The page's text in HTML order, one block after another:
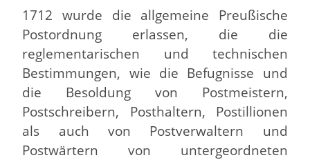
1712 wurde die allgemeine Preußische
Postordnung erlassen, die die
reglementarischen und technischen
Bestimmungen, wie die Befugnisse und
die Besoldung von Postmeistern,
Postschreibern, Posthaltern, Postillionen
als auch von Postverwaltern und
Postwärtern von untergeordneten